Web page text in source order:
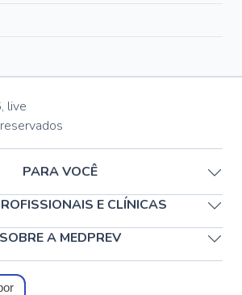
, live
PARA VOCÊ
E CLÍNICAS
SOBRE A MEDPREV